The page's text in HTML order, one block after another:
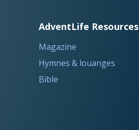
AdventLife Resources
Magazine
Hymnes & louanges
Bible